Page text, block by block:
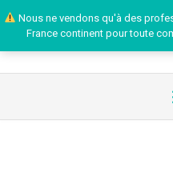
Nous ne vendons qu'à des
France continent pour toute